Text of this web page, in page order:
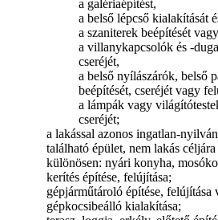
a galériaépítést,
a belső lépcső kialakítását
a szaniterek beépítését
a villanykapcsolók és -
cseréjét,
a belső nyílászárók, belső
beépítését, cseréjét vagy
a lámpák vagy
cseréjét;
a lakással azonos ingatlan-
található épület, nem lakás
különösen: nyári konyha,
kerítés építése, felújítása;
gépjárműtároló építése, felújítása
gépkocsibeálló kialakítása;